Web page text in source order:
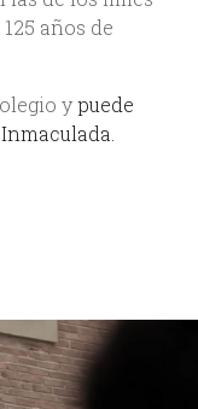
años de
ypuede